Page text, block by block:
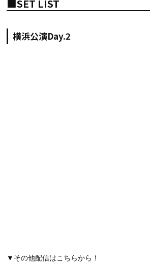
■SET LIST
横浜公演Day.2
▼その他配信はこちらから！